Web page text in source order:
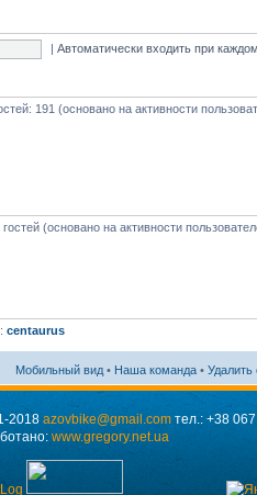
| Автоматически входить при
191 (основано на активности
(основано на активности
centaurus
Мобильный вид • Наша команда •
2018 azovbike@gmail.com тел.: +38
www.gregory.net.ua